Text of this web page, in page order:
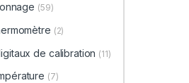
(59)
(2)
de calibration (11)
(7)